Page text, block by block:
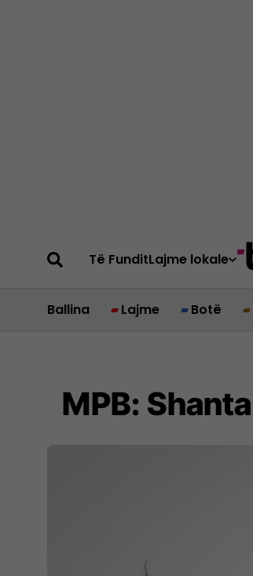
Të FunditLajme lokale
Ballina Lajme Botë
MPB: